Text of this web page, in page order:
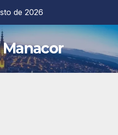
de 2026